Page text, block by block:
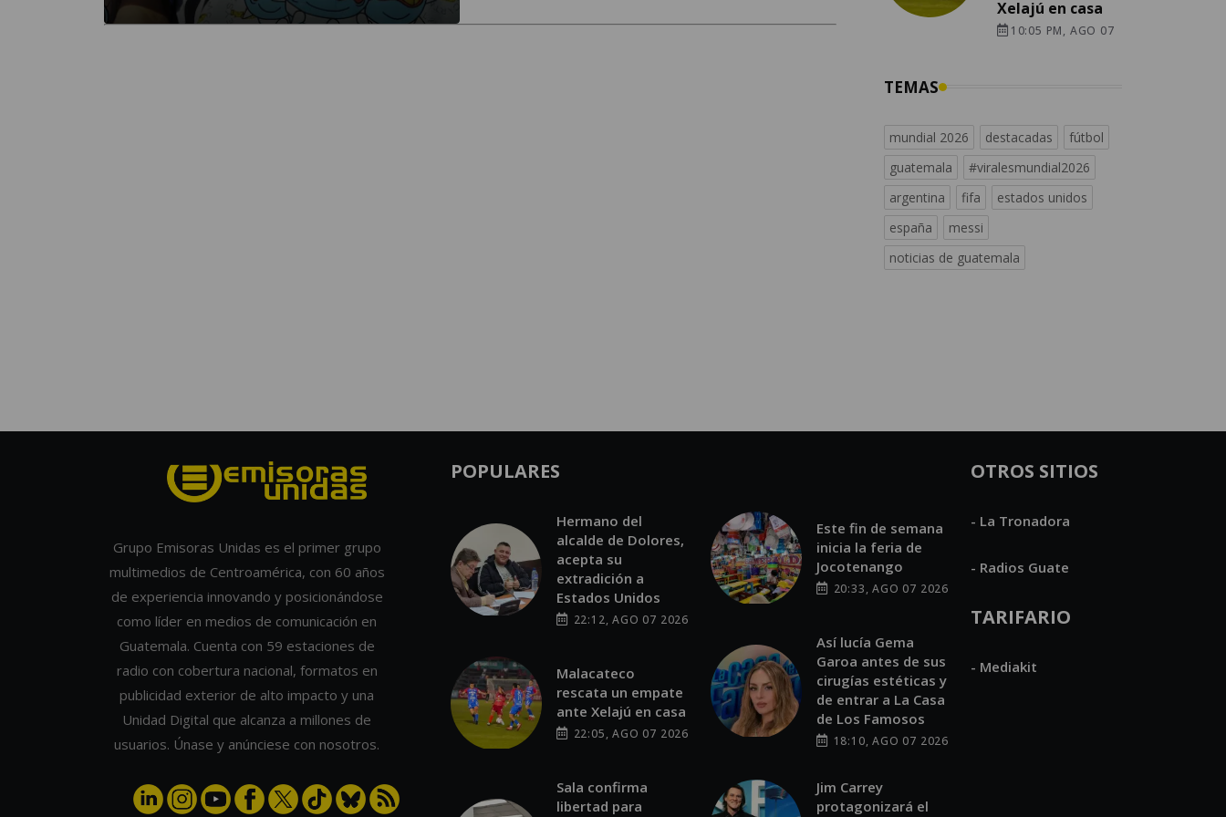
Xelajú en casa
10:05 PM, AGO 07
TEMAS
mundial 2026 destacadas
fútbol
guatemala
#viralesmundial2026
argentina
fifa
estados unidos
españa
messi
noticias de guatemala
Grupo Emisoras Unidas es el primer grupo
multimedios de Centroamérica, con 60 años
de experiencia innovando y posicionándose
como líder en medios de comunicación en
Guatemala. Cuenta con 59 estaciones de
radio con cobertura nacional, formatos en
publicidad exterior de alto impacto y una
Unidad Digital que alcanza a millones de
usuarios. Únase y anúnciese con nosotros.
POPULARES
Hermano del
alcalde de Dolores,
acepta su
extradición a
Estados Unidos
22:12, AGO 07 2026
Malacateco
rescata un empate
ante Xelajú en casa
22:05, AGO 07 2026
Sala confirma
libertad para
Este fin de semana
inicia la feria de
Jocotenango
20:33, AGO 07 2026
Así lucía Gema
Garoa antes de sus
cirugías estéticas y
de entrar a La Casa
de Los Famosos
18:10, AGO 07 2026
Jim Carrey
protagonizará el
OTROS SITIOS
- La Tronadora
- Radios Guate
TARIFARIO
- Mediakit